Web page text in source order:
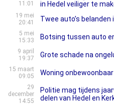
11:01
in Hedel veiliger te
19 mei
20:41
Twee auto’s
5 mei
15:33
Botsing tussen auto
9 april
19:37
Grote schade na
15 maart
09:05
Woning
29
december
14:55
Politie mag tijdens
delen van Hedel en